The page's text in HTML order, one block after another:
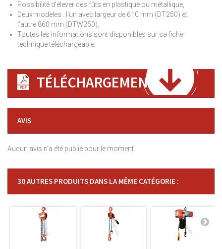
Possibilité d'élever des fûts en plastique ou métallique,
Deux modèles : l'un avec largeur de 610 mm (DT250) et
l'autre 860 mm (DTW250),
Toutes les informations sont disponibles sur sa fiche
technique téléchargeable.
TÉLÉCHARGEMENT
AVIS
Aucun avis n'a été publié pour le moment.
30 AUTRES PRODUITS DANS LA MÊME CATÉGORIE :